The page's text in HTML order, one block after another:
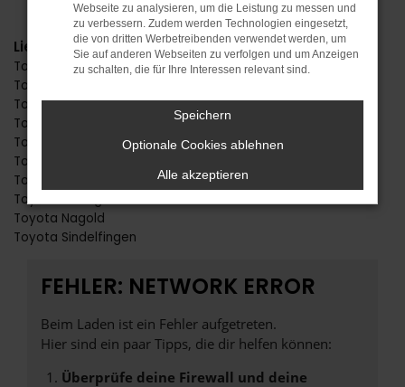
Lieferservice
Toyota Stuttgart
Toyota Reutlingen
Toyota Horb
Toyota Freudenstadt
Toyota Herrenberg
Toyota Rottweil
Toyota Balingen
Toyota Tübingen
Toyota Nagold
Toyota Sindelfingen
FEHLER: NETWORK ERROR
Beim Laden ist ein Fehler aufgetreten.
Hier sind ein paar Tipps, die dir helfen können:
Überprüfe deine Firewall und deine
Webseite zu analysieren, um die Leistung zu messen und
zu verbessern. Zudem werden Technologien eingesetzt,
die von dritten Werbetreibenden verwendet werden, um
Sie auf anderen Webseiten zu verfolgen und um Anzeigen
zu schalten, die für Ihre Interessen relevant sind.
Speichern
Optionale Cookies ablehnen
Alle akzeptieren